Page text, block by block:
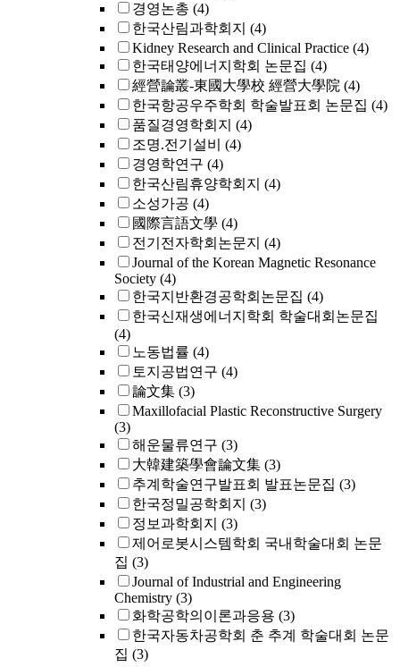
경영논총 (4)
한국산림과학회지 (4)
Kidney Research and Clinical Practice (4)
한국태양에너지학회 논문집 (4)
經營論叢-東國大學校 經營大學院 (4)
한국항공우주학회 학술발표회 논문집 (4)
품질경영학회지 (4)
조명.전기설비
(4)
경영학연구 (4)
한국산림휴양학회지 (4)
소성가공 (4)
國際言語文學 (4)
전기전자학회논문지 (4)
Journal of the Korean Magnetic Resonance
Society (4)
한국지반환경공학회논문집 (4)
한국신재생에너지학회 학술대회논문집
(4)
노동법률 (4)
토지공법연구 (4)
論文集 (3)
Maxillofacial Plastic Reconstructive Surgery
(3)
해운물류연구 (3)
大韓建築學會論文集 (3)
추계학술연구발표회 발표논문집 (3)
한국정밀공학회지 (3)
정보과학회지 (3)
제어로봇시스템학회 국내학술대회 논문
집 (3)
Journal of Industrial and Engineering
Chemistry (3)
화학공학의이론과응용 (3)
한국자동차공학회 춘 추계 학술대회 논문
집 (3)